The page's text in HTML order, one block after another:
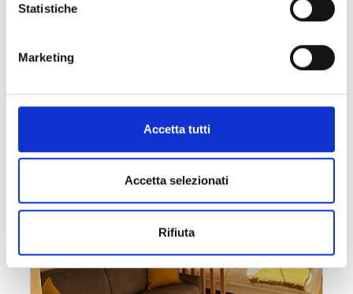
Statistiche
Marketing
Accetta tutti
Accetta selezionati
Rifiuta